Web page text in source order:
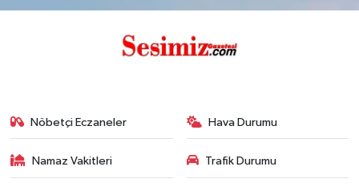
Nöbetçi Eczaneler Hava Durumu
Namaz Vakitleri Trafik Durumu